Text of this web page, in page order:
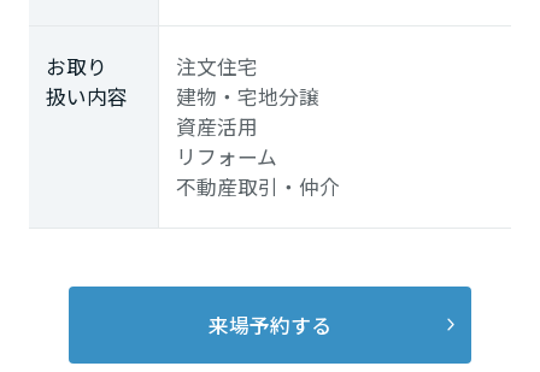
お取り
扱い内容
注文住宅
建物・宅地分譲
資産活用
リフォーム
不動産取引・仲介
来場予約する